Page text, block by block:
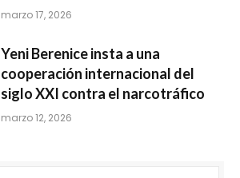
marzo 17, 2026
Yeni Berenice insta a una
cooperación internacional del
siglo XXI contra el narcotráfico
marzo 12, 2026